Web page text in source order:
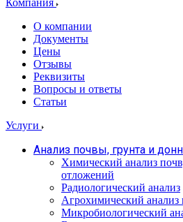
Компания
О компании
Документы
Цены
Отзывы
Реквизиты
Вопросы и ответы
Статьи
Услуги
Анализ почвы, грунта и
Химический анализ
отложений
Радиологический анализ
Агрохимический анализ
Микробиологический